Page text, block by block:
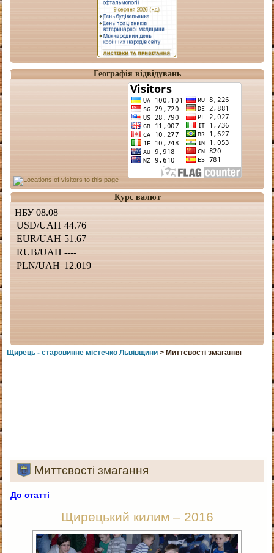
Географія відвідувань
Курс валют
Щирець - старовинне мiстечко Львiвщини > Миттєвості змагання
Миттєвості змагання
До статті
Щирецький килим – 2016